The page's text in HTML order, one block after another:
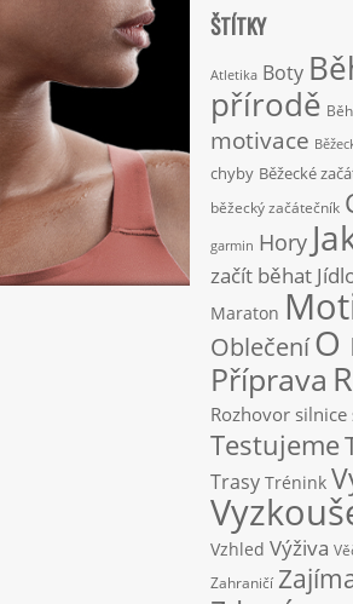
ŠTÍTKY
Atletika Boty
přírodě
motivace
chyby Běžecké
běžecký začátečník
garmin Hory
začít běhat
Maraton
OblečeníO
Příprava
Rozhovor silnice
Testujeme
Trasy Trénink
Vzhled Výživa
Zahraničí